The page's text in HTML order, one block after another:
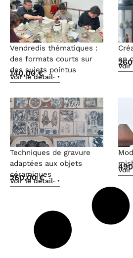
Vendredis thématiques :
des formats courts sur
des sujets pointus
140,00€
Voir le détail
en
Techniques de gravure
adaptées aux objets
céramiques
260,00€
Voir le détail